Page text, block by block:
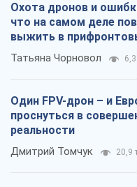
Охота дронов и
что на самом деле
выжить в
Татьяна Чорновол 6,3
Один FPV-дрон – и
проснуться в
реальности
Дмитрий Томчук 20,9